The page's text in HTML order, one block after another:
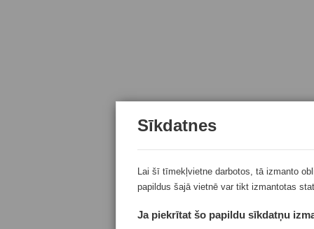
Sīkdatnes
Lai šī tīmekļvietne darbotos, tā izmanto
papildus šajā vietnē var tikt izmantotas
Ja piekrītat šo papildu sīkdatņu